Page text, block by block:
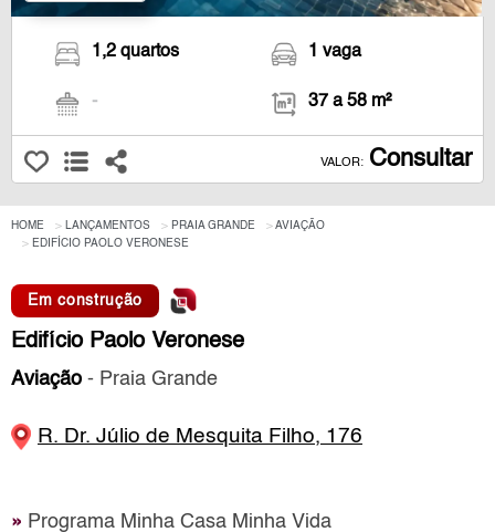
1,2 quartos
-
1 vaga
37 a 58 m²
VALOR: Consultar
HOME LANÇAMENTOS PRAIA GRANDE
AVIAÇÃO
EDIFÍCIO PAOLO VERONESE
Em construção
Edifício Paolo Veronese
Aviação - Praia Grande
R. Dr. Júlio de Mesquita Filho, 176
» Programa Minha Casa Minha Vida